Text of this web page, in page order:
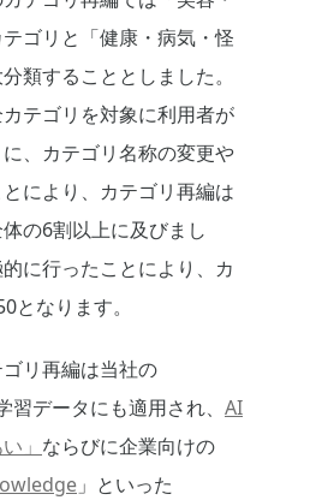
ゴリと「健康・病気・怪
類することとしました。
テゴリを対象に利用者が
、カテゴリ名称の変更や
により、カテゴリ再編は
の6割以上に及びまし
に行ったことにより、カ
となります。
リ再編は当社の
データにも適用され、 AI
」 ならびに企業向けの
」といった